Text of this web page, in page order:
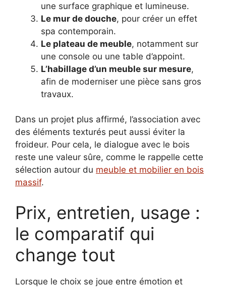
une surface graphique et lumineuse.
Le mur de douche, pour créer un effet
spa contemporain.
Le plateau de meuble, notamment sur
une console ou une table d’appoint.
L’habillage d’un meuble sur mesure,
afin de moderniser une pièce sans gros
travaux.
Dans un projet plus affirmé, l’association avec
des éléments texturés peut aussi éviter la
froideur. Pour cela, le dialogue avec le bois
reste une valeur sûre, comme le rappelle cette
sélection autour du meuble et mobilier en bois
massif.
Prix, entretien, usage :
le comparatif qui
change tout
Lorsque le choix se joue entre émotion et